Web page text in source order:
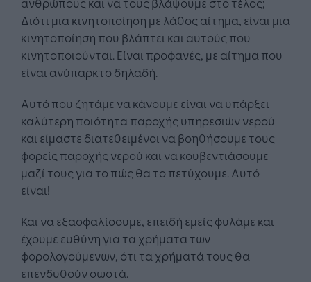
Διότι μια κινητοποίηση με λάθος αίτημα, είναι μια
κινητοποίηση που βλάπτει και αυτούς που
κινητοποιούνται. Είναι προφανές, με αίτημα που
είναι ανύπαρκτο δηλαδή.
Αυτό που ζητάμε να κάνουμε είναι να υπάρξει
καλύτερη ποιότητα παροχής υπηρεσιών νερού
και είμαστε διατεθειμένοι να βοηθήσουμε τους
φορείς παροχής νερού και να κουβεντιάσουμε
μαζί τους για το πώς θα το πετύχουμε. Αυτό
είναι!
Και να εξασφαλίσουμε, επειδή εμείς φυλάμε και
έχουμε ευθύνη για τα χρήματα των
φορολογούμενων, ότι τα χρήματά τους θα
επενδυθούν σωστά.